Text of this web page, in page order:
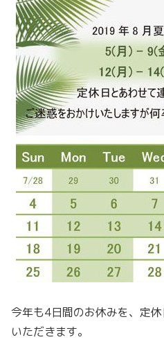
今年も4日間のお休みを、定
いただきます。